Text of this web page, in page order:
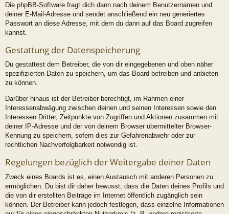
Die phpBB-Software fragt dich dann nach deinem Benutzernamen und
deiner E-Mail-Adresse und sendet anschließend ein neu generiertes
Passwort an diese Adresse, mit dem du dann auf das Board zugreifen
kannst.
Gestattung der Datenspeicherung
Du gestattest dem Betreiber, die von dir eingegebenen und oben näher
spezifizierten Daten zu speichern, um das Board betreiben und anbieten
zu können.
Darüber hinaus ist der Betreiber berechtigt, im Rahmen einer
Interessenabwägung zwischen deinen und seinen Interessen sowie den
Interessen Dritter, Zeitpunkte von Zugriffen und Aktionen zusammen mit
deiner IP-Adresse und der von deinem Browser übermittelter Browser-
Kennung zu speichern, sofern dies zur Gefahrenabwehr oder zur
rechtlichen Nachverfolgbarkeit notwendig ist.
Regelungen bezüglich der Weitergabe deiner Daten
Zweck eines Boards ist es, einen Austausch mit anderen Personen zu
ermöglichen. Du bist dir daher bewusst, dass die Daten deines Profils und
die von dir erstellten Beiträge im Internet öffentlich zugänglich sein
können. Der Betreiber kann jedoch festlegen, dass einzelne Informationen